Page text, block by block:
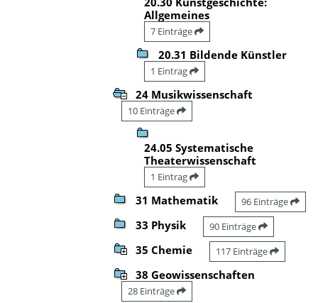
Allgemeines
7 Einträge
20.31 Bildende Künstler
1 Eintrag
24 Musikwissenschaft
10 Einträge
24.05 Systematische
Theaterwissenschaft
1 Eintrag
31 Mathematik 96 Einträge
33 Physik 90 Einträge
35 Chemie 117 Einträge
38 Geowissenschaften
28 Einträge